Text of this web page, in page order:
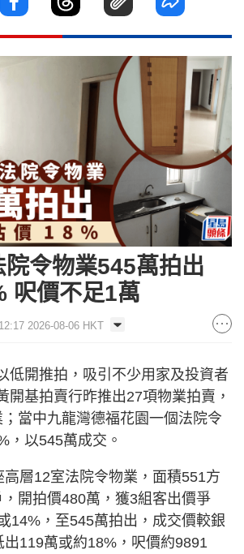
令物業545萬拍出
呎價不足1萬
2026-08-06 HKT
低開推拍，吸引不少用家及投資者
開基拍賣行昨推出27項物業拍賣，
當中九龍灣德福花園一個法院令
，以545萬成交。
高層12室法院令物業，面積551方
開拍價480萬，獲3組客出價爭
14%，至545萬拍出，成交價較銀
119萬或約18%，呎價約9891